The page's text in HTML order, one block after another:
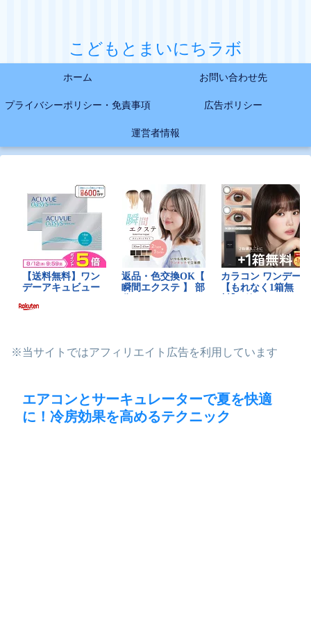
こどもとまいにちラボ
ホーム お問い合わせ先
プライバシーポリシー・免責事項 広告ポリシー
運営者情報
※当サイトではアフィリエイト広告を利用しています
エアコンとサーキュレーターで夏を快適
に！冷房効果を高めるテクニック